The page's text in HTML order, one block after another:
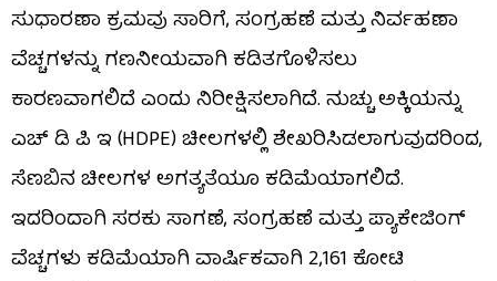
ಸುಧಾರಣಾ ಕ್ರಮವು ಸಾರಿಗೆ, ಸಂಗ್ರಹಣೆ ಮತ್ತು ನಿರ್ವಹಣಾ
ವೆಚ್ಚಗಳನ್ನು ಗಣನೀಯವಾಗಿ ಕಡಿತಗೊಳಿಸಲು
ಕಾರಣವಾಗಲಿದೆ ಎಂದು ನಿರೀಕ್ಷಿಸಲಾಗಿದೆ. ನುಚ್ಚು ಅಕ್ಕಿಯನ್ನು
ಎಚ್ ಡಿ ಪಿ ಇ (HDPE) ಚೀಲಗಳಲ್ಲಿ ಶೇಖರಿಸಿಡಲಾಗುವುದರಿಂದ,
ಸೆಣಬಿನ ಚೀಲಗಳ ಅಗತ್ಯತೆಯೂ ಕಡಿಮೆಯಾಗಲಿದೆ.
ಇದರಿಂದಾಗಿ ಸರಕು ಸಾಗಣೆ, ಸಂಗ್ರಹಣೆ ಮತ್ತು ಪ್ಯಾಕೇಜಿಂಗ್
ವೆಚ್ಚಗಳು ಕಡಿಮೆಯಾಗಿ ವಾರ್ಷಿಕವಾಗಿ 2,161 ಕೋಟಿ